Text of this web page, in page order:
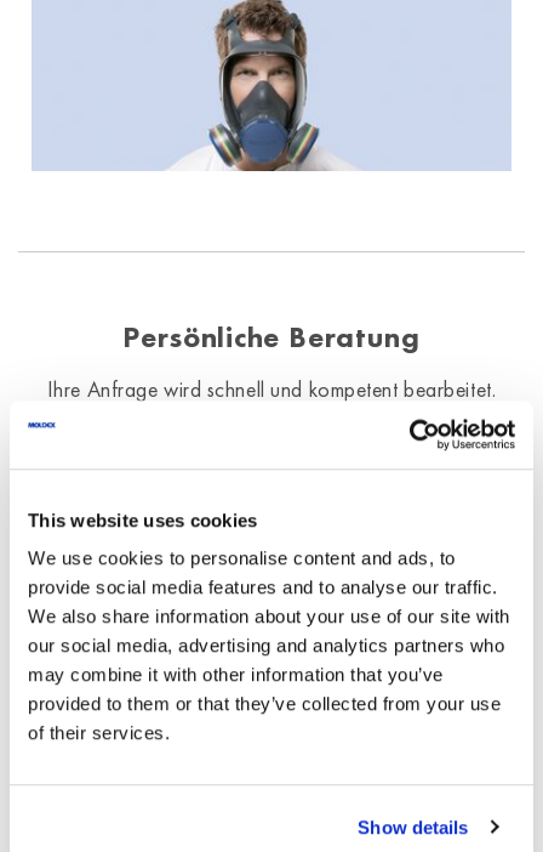
This website uses cookies
We use cookies to personalise content and ads, to
provide social media features and to analyse our traffic.
We also share information about your use of our site with
our social media, advertising and analytics partners who
may combine it with other information that you’ve
provided to them or that they’ve collected from your use
of their services.
Show details
Persönliche Beratung
Ihre Anfrage wird schnell und kompetent bearbeitet.
Telefon+49 7127 8101-175
Wir verarbeiten die hier eingegebenen
Daten ausschließlich für die
Beantwortung Ihrer Anfrage.
Ihre Nachricht an
*